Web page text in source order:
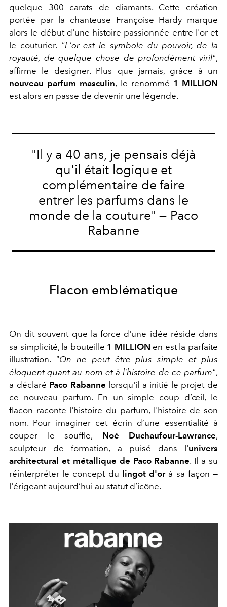
quelque 300 carats de diamants. Cette création
portée par la chanteuse Françoise Hardy marque
alors le début d'une histoire passionnée entre l'or et
le couturier. "L'or est le symbole du pouvoir, de la
royauté, de quelque chose de profondément viril",
affirme le designer. Plus que jamais, grâce à un
nouveau parfum masculin, le renommé 1 MILLION
est alors en passe de devenir une légende.
"Il y a 40 ans, je pensais déjà
qu'il était logique et
complémentaire de faire
entrer les parfums dans le
monde de la couture" — Paco
Rabanne
Flacon emblématique
On dit souvent que la force d'une idée réside dans
sa simplicité, la bouteille 1 MILLION en est la parfaite
illustration. "On ne peut être plus simple et plus
éloquent quant au nom et à l'histoire de ce parfum",
a déclaré Paco Rabanne lorsqu'il a initié le projet de
ce nouveau parfum. En un simple coup d’œil, le
flacon raconte l'histoire du parfum, l'histoire de son
nom. Pour imaginer cet écrin d’une essentialité à
couper le souffle, Noé Duchaufour-Lawrance,
sculpteur de formation, a puisé dans l'univers
architectural et métallique de Paco Rabanne. Il a su
réinterpréter le concept du
lingot d'orà sa façon —
l'érigeant aujourd’hui au statut d’icône.